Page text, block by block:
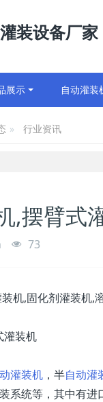
装设备厂家
展示 自动灌装
行业资讯
,摆臂式
73
灌装机
灌装机，半自动灌
系统等，其中有进